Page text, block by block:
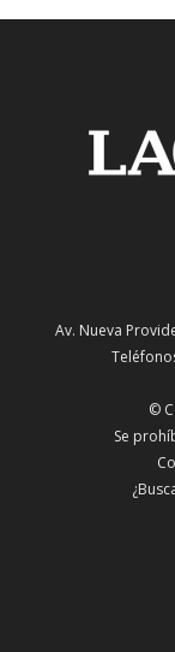
Av. Nueva
©
Se